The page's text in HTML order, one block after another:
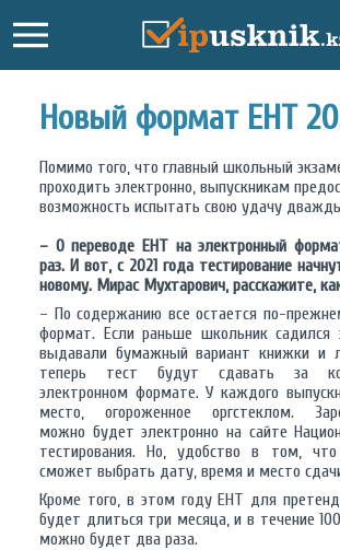
Новый формат ЕНТ
Помимо того, что главный школьный
проходить электронно, выпускникам
возможность испытать свою удачу
– О переводе ЕНТ на электронный
раз. И вот, с 2021 года тестирование
новому. Мирас Мухтарович, расскажите,
– По содержанию все остается по-
формат. Если раньше школьник
выдавали бумажный вариант книжки и
теперь тест будут сдавать за
электронном формате. У каждого
место, огороженное оргстеклом.
можно будет электронно на сайте
тестирования. Но, удобство в том,
сможет выбрать дату, время и место
Кроме того, в этом году ЕНТ для
будет длиться три месяца, и в течение
можно будет два раза.